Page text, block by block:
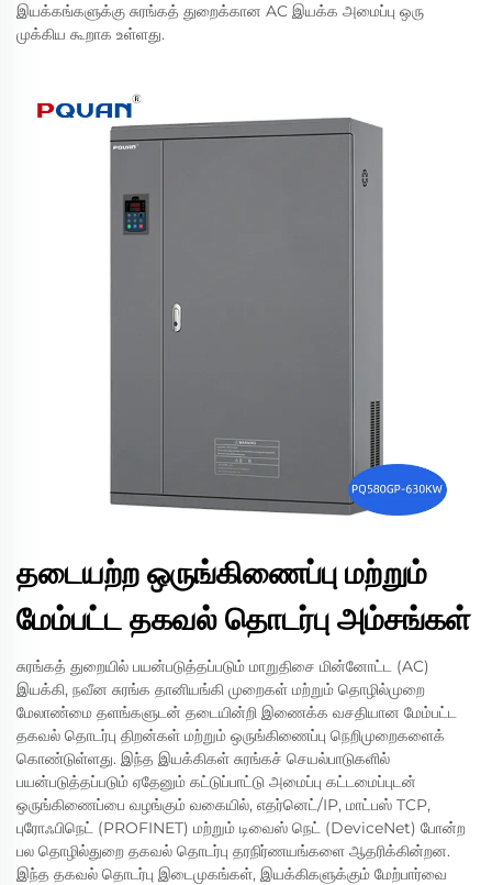
இயக்கங்களுக்கு சுரங்கத் துறைக்கான AC இயக்க அமைப்பு ஒரு
முக்கிய கூறாக உள்ளது.
தடையற்ற ஒருங்கிணைப்பு மற்றும்
மேம்பட்ட தகவல் தொடர்பு அம்சங்கள்
சுரங்கத் துறையில் பயன்படுத்தப்படும் மாறுதிசை மின்னோட்ட (AC)
இயக்கி, நவீன சுரங்க தானியங்கி முறைகள் மற்றும் தொழில்முறை
மேலாண்மை தளங்களுடன் தடையின்றி இணைக்க வசதியான மேம்பட்ட
தகவல் தொடர்பு திறன்கள் மற்றும் ஒருங்கிணைப்பு நெறிமுறைகளைக்
கொண்டுள்ளது. இந்த இயக்கிகள் சுரங்கச் செயல்பாடுகளில்
பயன்படுத்தப்படும் ஏதேனும் கட்டுப்பாட்டு அமைப்பு கட்டமைப்புடன்
ஒருங்கிணைப்பை வழங்கும் வகையில், எதர்னெட்/IP, மாட்பஸ் TCP,
புரோஃபிநெட் (PROFINET) மற்றும் டிவைஸ் நெட் (DeviceNet) போன்ற
பல தொழில்துறை தகவல் தொடர்பு தரநிர்ணயங்களை ஆதரிக்கின்றன.
இந்த தகவல் தொடர்பு இடைமுகங்கள், இயக்கிகளுக்கும் மேற்பார்வை